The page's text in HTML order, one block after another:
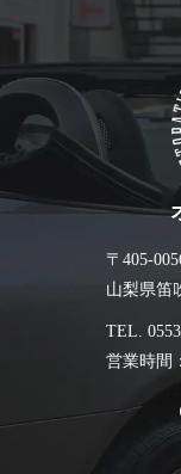
〒405-
山梨県笛
TEL.
営業時間